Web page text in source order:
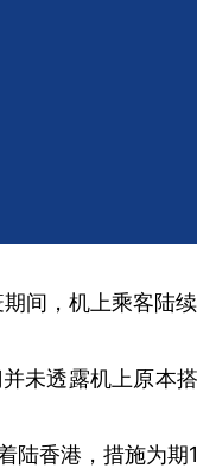
间，机上乘客陆
未透露机上原本
香港，措施为期